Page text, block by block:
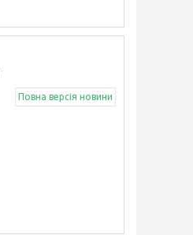
Повна версія новини